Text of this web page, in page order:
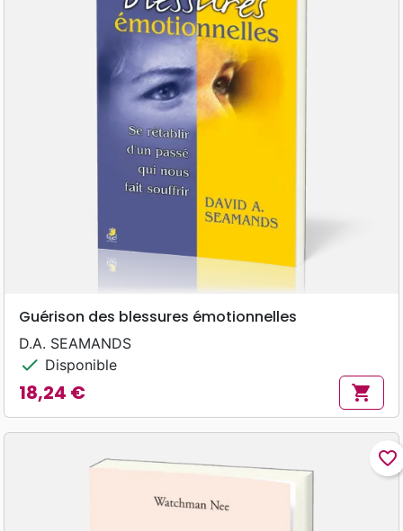
Guérison des blessures émotionnelles
D.A. SEAMANDS
check Disponible
Prix
18,24 € shopping_cart
favorite_border